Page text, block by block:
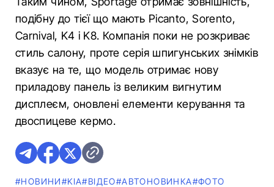
подібну до тієї що мають Picanto, Sorento,
Carnival, K4 і K8. Компанія поки не розкриває
стиль салону, проте серія шпигунських знімків
вказує на те, що модель отримає нову
приладову панель із великим вигнутим
дисплеєм, оновлені елементи керування та
двоспицеве кермо.
#НОВИНИ#KIA#ВІДЕО#АВТОНОВИНКА#ФОТО